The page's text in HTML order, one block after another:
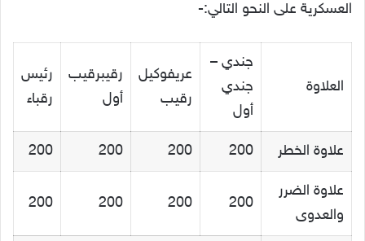
العسكرية على النحو التالي:-
العلاوة
جندي –
جندي
أول
عريفوكيل
رقيب
رقيبرقيب
أول
رئيس
رقباء
علاوة الخطر 200
200
200
200
علاوة الضرر
والعدوى
200
200
200
200